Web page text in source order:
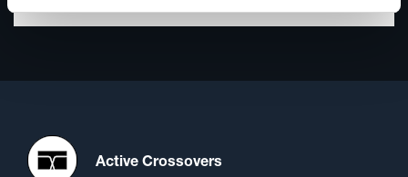
Active Crossovers